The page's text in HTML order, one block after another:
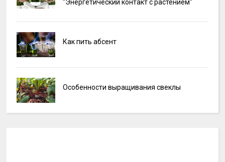
"Энергетический контакт с растением"
Как пить абсент
Особенности выращивания свеклы